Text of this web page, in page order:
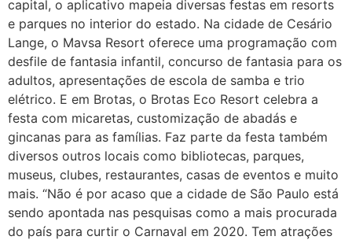
capital, o aplicativo mapeia diversas festas em resorts
e parques no interior do estado. Na cidade de Cesário
Lange, o Mavsa Resort oferece uma programação com
desfile de fantasia infantil, concurso de fantasia para os
adultos, apresentações de escola de samba e trio
elétrico. E em Brotas, o Brotas Eco Resort celebra a
festa com micaretas, customização de abadás e
gincanas para as famílias. Faz parte da festa também
diversos outros locais como bibliotecas, parques,
museus, clubes, restaurantes, casas de eventos e muito
mais. “Não é por acaso que a cidade de São Paulo está
sendo apontada nas pesquisas como a mais procurada
do país para curtir o Carnaval em 2020. Tem atrações